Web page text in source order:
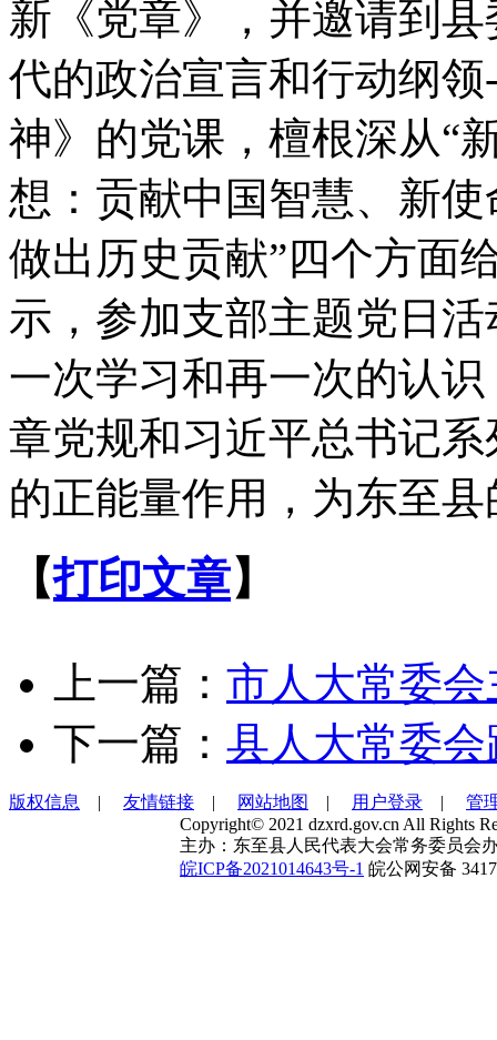
新《党章》，并邀请到
代的政治宣言和行动纲
神》的党课，檀根深从“
想：贡献中国智慧、新
做出历史贡献”四个方面
示，参加支部主题党日
一次学习和再一次的认
章党规和习近平总书记
的正能量作用，为东至
【打印文章】
上一篇： 市人大常委
下一篇： 县人大常委
版权信息 | 友情链接 | 网站地图 | 用户登录 | 管
Copyright© 2021 dzxrd.gov.cn All Rights
主办：东至县人民代表大会常务委员会
皖ICP备2021014643号-1 皖公网安备